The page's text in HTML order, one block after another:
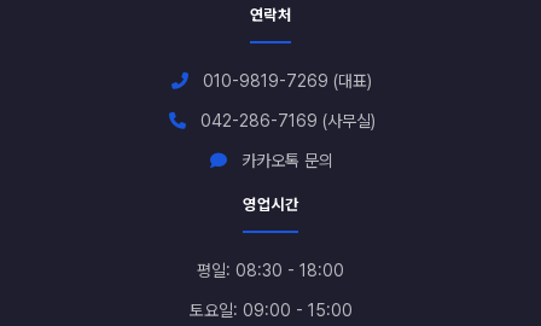
연락처
010-9819-7269 (대표)
042-286-7169 (사무실)
카카오톡 문의
영업시간
평일: 08:30 - 18:00
토요일: 09:00 - 15:00